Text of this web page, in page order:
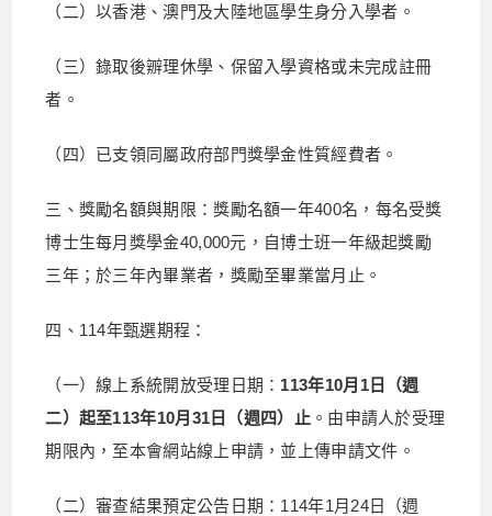
（二）以香港、澳門及大陸地區學生身分入學者。
（三）錄取後辧理休學、保留入學資格或未完成註冊
者。
（四）已支領同屬政府部門獎學金性質經費者。
三、獎勵名額與期限：獎勵名額一年400名，每名受獎
博士生每月獎學金40,000元，自博士班一年級起獎勵
三年；於三年內畢業者，獎勵至畢業當月止。
四、114年甄選期程：
（一）線上系統開放受理日期： 113年10月1日（週
二）起至113年10月31日（週四）止。由申請人於受理
期限內，至本會網站線上申請，並上傳申請文件。
（二）審查結果預定公告日期：114年1月24日（週